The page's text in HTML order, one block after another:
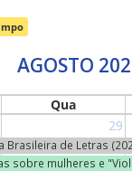
AGOSTO
Qua
29
Brasileira de Letras
sobre mulheres e